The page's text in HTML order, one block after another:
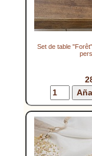
Set de table